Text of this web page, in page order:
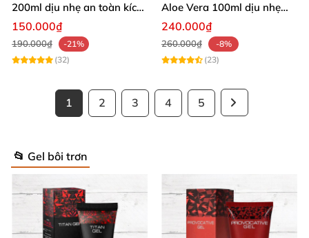
200ml dịu nhẹ an toàn kích
thích sảng khoái
150.000₫
190.000₫
-21%
(32)
Aloe Vera 100ml dịu nhẹ
tăng khoái cảm
240.000₫
260.000₫
-8%
(23)
1 2 3 4 5
📂 Gel bôi trơn